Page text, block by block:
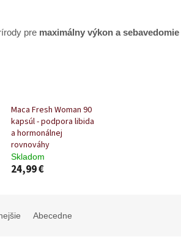
pre maximálny výkon a sebavedomie
Maca Fresh Woman 90
kapsúl - podpora libida
a hormonálnej
rovnováhy
Skladom
24,99 €
Abecedne